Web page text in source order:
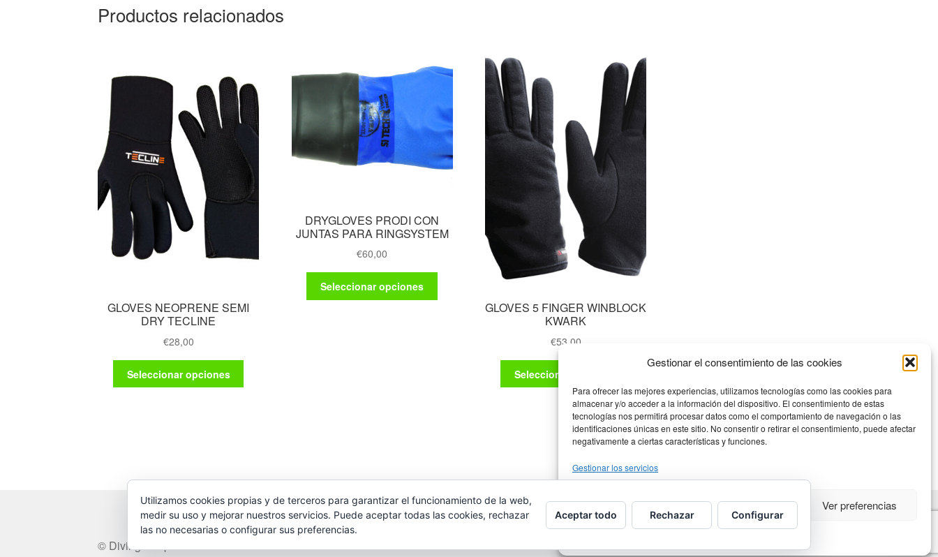
Gestionar el consentimiento de las cookies
Para ofrecer las mejores experiencias, utilizamos tecnologías como las cookies para
almacenar y/o acceder a la información del dispositivo. El consentimiento de estas
tecnologías nos permitirá procesar datos como el comportamiento de navegación o las
identificaciones únicas en este sitio. No consentir o retirar el consentimiento, puede afectar
negativamente a ciertas características y funciones.
Gestionar los servicios
Aceptar Denegar Ver preferencias
Productos relacionados
GLOVES NEOPRENE SEMI
DRY TECLINE
€28,00
Seleccionar opciones
elegir
en
la
página
DRYGLOVES PRODI CON
JUNTAS PARA RINGSYSTEM
€60,00
Seleccionar opciones
de
producto
GLOVES 5 FINGER WINBLOCK
KWARK
€53,00
Seleccionar opciones
Este
tiene
múltiples
variantes.
Las
se
elegir
página
© Diving Shop 2025
Utilizamos cookies propias y de terceros para garantizar el funcionamiento de la web,
medir su uso y mejorar nuestros servicios. Puede aceptar todas las cookies, rechazar
las no necesarias o configurar sus preferencias.
Aceptar todo Rechazar Configurar